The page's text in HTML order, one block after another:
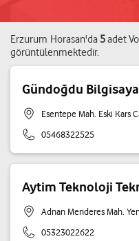
Erzurum Horasan'da5adet
görüntülenmektedir.
Gündoğdu
Esentepe Mah. Eski Kars
05468322525
Aytim Teknoloji
Adnan Menderes Mah.
05323022622